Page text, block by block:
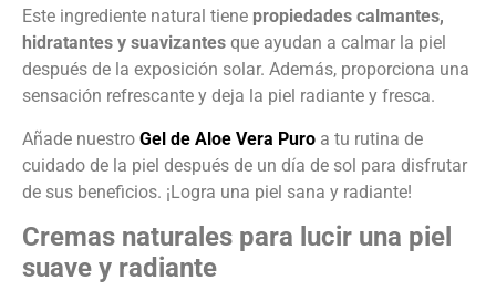
Este ingrediente natural tiene propiedades calmantes,
hidratantes y suavizantes que ayudan a calmar la piel
después de la exposición solar. Además, proporciona una
sensación refrescante y deja la piel radiante y fresca.
Añade nuestro Gel de Aloe Vera Puro a tu rutina de
cuidado de la piel después de un día de sol para disfrutar
de sus beneficios. ¡Logra una piel sana y radiante!
Cremas naturales para lucir una piel
suave y radiante